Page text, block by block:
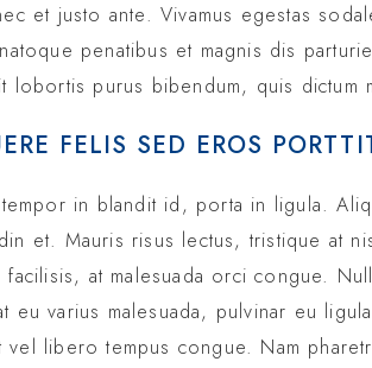
et justo ante. Vivamus egestas
penatibus et magnis dis
lobortis purus bibendum, quis dictum
FELIS SED EROS
tempor in blandit id, porta in ligula.
et. Mauris risus lectus, tristique at
at malesuada orci congue.
eu varius malesuada, pulvinar eu
libero tempus congue. Nam